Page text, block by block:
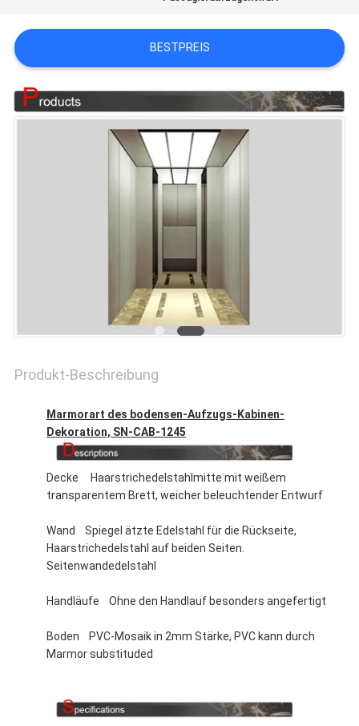
VERBINDUNG
NACHRICHTEN
BESTPREIS
Produkt-Beschreibung
Marmorart des bodensen-Aufzugs-Kabinen-
Dekoration, SN-CAB-1245
Decke Haarstrichedelstahlmitte mit weißem
transparentem Brett, weicher beleuchtender Entwurf
Wand Spiegel ätzte Edelstahl für die Rückseite,
Haarstrichedelstahl auf beiden Seiten.
Seitenwandedelstahl
Handläufe Ohne den Handlauf besonders angefertigt
Boden PVC-Mosaik in 2mm Stärke, PVC kann durch
Marmor substituded